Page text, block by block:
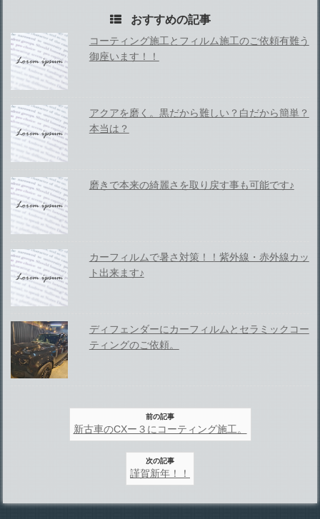
おすすめの記事
コーティング施工とフィルム施工のご依頼有難う
御座います！！
アクアを磨く。黒だから難しい？白だから簡単？
本当は？
磨きで本来の綺麗さを取り戻す事も可能です♪
カーフィルムで暑さ対策！！紫外線・赤外線カッ
ト出来ます♪
ディフェンダーにカーフィルムとセラミックコー
ティングのご依頼。
前の記事
新古車のCXー３にコーティング施工。
次の記事
謹賀新年！！